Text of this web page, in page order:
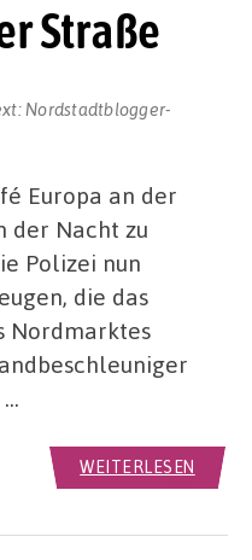
Straße
Nordstadtblogger-
Europa an der
der Nacht zu
Polizei nun
die das
Nordmarktes
WEITERLESEN